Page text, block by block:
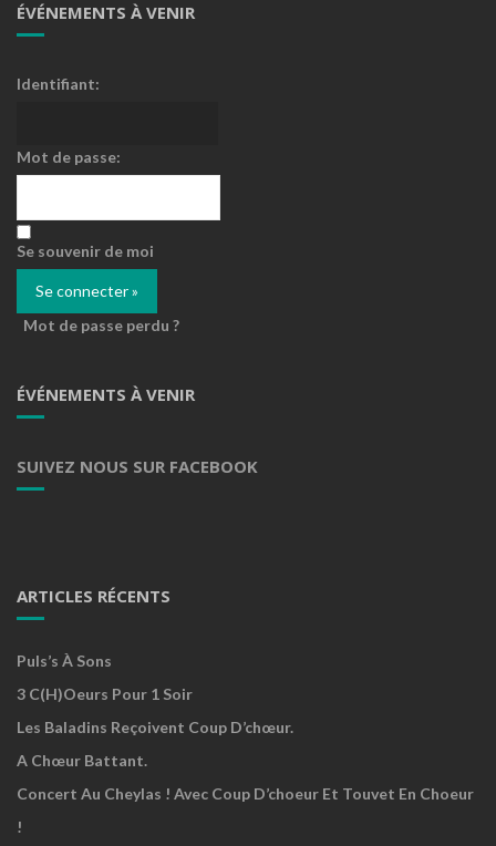
ÉVÉNEMENTS À VENIR
Identifiant:
Mot de passe:
Se souvenir de moi
Mot de passe perdu ?
ÉVÉNEMENTS À VENIR
SUIVEZ NOUS SUR FACEBOOK
ARTICLES RÉCENTS
Puls’s À Sons
3 C(h)oeurs Pour 1 Soir
Les Baladins Reçoivent Coup D’chœur.
A Chœur Battant.
Concert Au Cheylas ! Avec Coup D’choeur Et Touvet En Choeur
!